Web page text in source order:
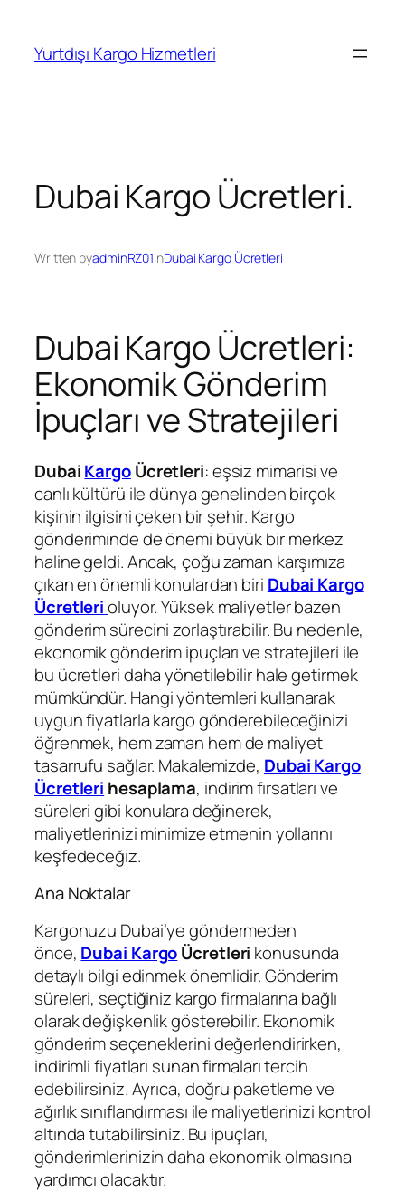
Yurtdışı Kargo Hizmetleri
Dubai Kargo Ücretleri.
Written byadminRZ01inDubai Kargo Ücretleri
Dubai Kargo Ücretleri:
Ekonomik Gönderim
İpuçları ve Stratejileri
DubaiKargoÜcretleri: eşsiz mimarisi ve
canlı kültürü ile dünya genelinden birçok
kişinin ilgisini çeken bir şehir. Kargo
gönderiminde de önemi büyük bir merkez
haline geldi. Ancak, çoğu zaman karşımıza
çıkan en önemli konulardan biri Dubai Kargo
Ücretlerioluyor. Yüksek maliyetler bazen
gönderim sürecini zorlaştırabilir. Bu nedenle,
ekonomik gönderim ipuçları ve stratejileri ile
bu ücretleri daha yönetilebilir hale getirmek
mümkündür. Hangi yöntemleri kullanarak
uygun fiyatlarla kargo gönderebileceğinizi
öğrenmek, hem zaman hem de maliyet
tasarrufu sağlar. Makalemizde, Dubai Kargo
Ücretleri hesaplama, indirim fırsatları ve
süreleri gibi konulara değinerek,
maliyetlerinizi minimize etmenin yollarını
keşfedeceğiz.
Ana Noktalar
Kargonuzu Dubai’ye göndermeden
önce, Dubai KargoÜcretleri konusunda
detaylı bilgi edinmek önemlidir. Gönderim
süreleri, seçtiğiniz kargo firmalarına bağlı
olarak değişkenlik gösterebilir. Ekonomik
gönderim seçeneklerini değerlendirirken,
indirimli fiyatları sunan firmaları tercih
edebilirsiniz. Ayrıca, doğru paketleme ve
ağırlık sınıflandırması ile maliyetlerinizi kontrol
altında tutabilirsiniz. Bu ipuçları,
gönderimlerinizin daha ekonomik olmasına
yardımcı olacaktır.